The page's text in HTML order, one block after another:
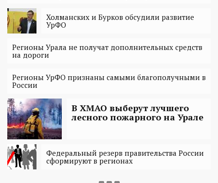
Холманских и Бурков обсудили развитие
УрФО
Регионы Урала не получат дополнительных средств
на дороги
Регионы УрФО признаны самыми благополучными в
России
В ХМАО выберут лучшего
лесного пожарного на Урале
Федеральный резерв правительства России
сформируют в регионах